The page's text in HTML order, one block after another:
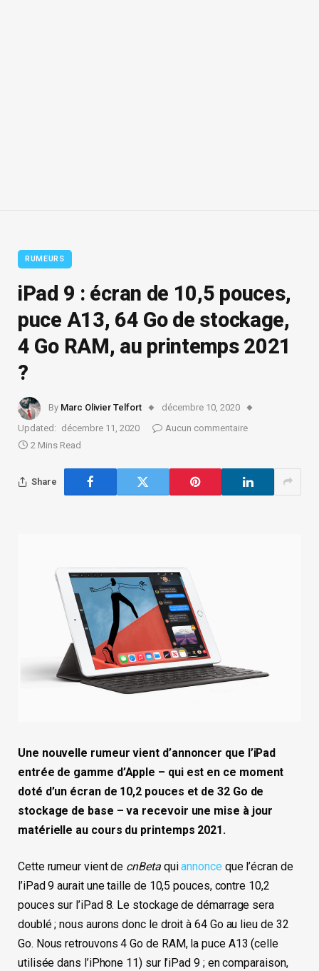
RUMEURS
iPad 9 : écran de 10,5 pouces,
puce A13, 64 Go de stockage,
4 Go RAM, au printemps 2021
?
By Marc Olivier Telfort
décembre 10, 2020
Updated: décembre 11, 2020
Aucun commentaire
2 Mins Read
Share
Une nouvelle rumeur vient d’annoncer que l’iPad
entrée de gamme d’Apple – qui est en ce moment
doté d’un écran de 10,2 pouces et de 32 Go de
stockage de base – va recevoir une mise à jour
matérielle au cours du printemps 2021.
Cette rumeur vient de cnBetaquiannonce que l’écran de
l’iPad 9 aurait une taille de 10,5 pouces, contre 10,2
pouces sur l’iPad 8. Le stockage de démarrage sera
doublé ; nous aurons donc le droit à 64 Go au lieu de 32
Go. Nous retrouvons 4 Go de RAM, la puce A13 (celle
utilisée dans l’iPhone 11) sur l’iPad 9 ; en comparaison,